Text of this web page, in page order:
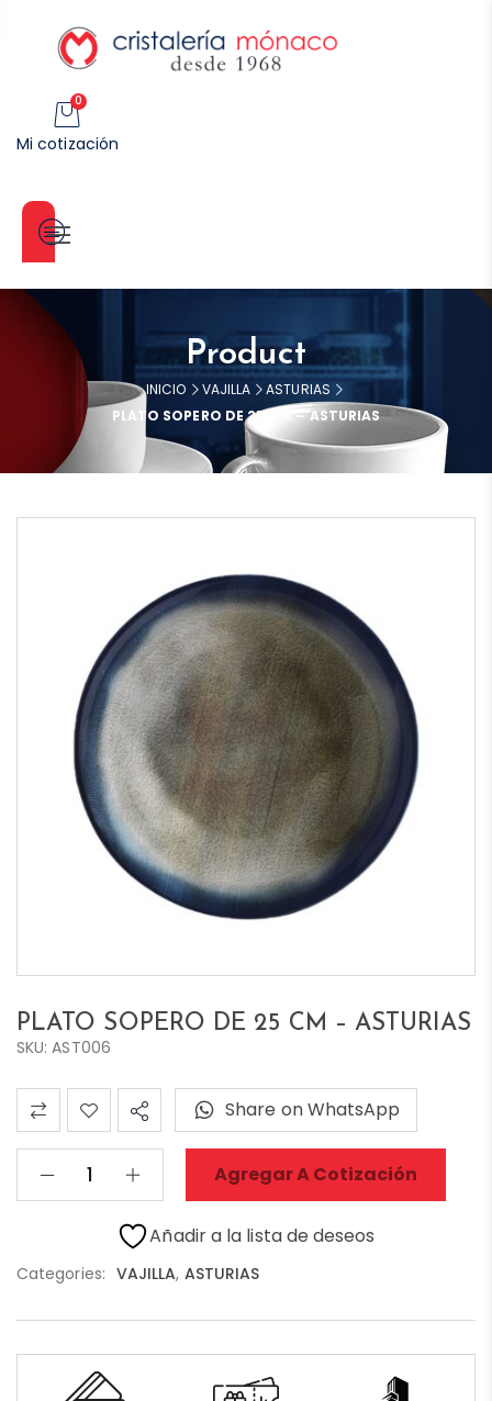
0
Mi cotización
Categorías
Product
INICIO VAJILLA
ASTURIAS
PLATO SOPERO DE 25 CM – ASTURIAS
PLATO SOPERO DE 25 CM – ASTURIAS
SKU: AST006
Agregar A Cotización
Share on WhatsApp
Añadir a la lista de deseos
Categories: VAJILLA, ASTURIAS